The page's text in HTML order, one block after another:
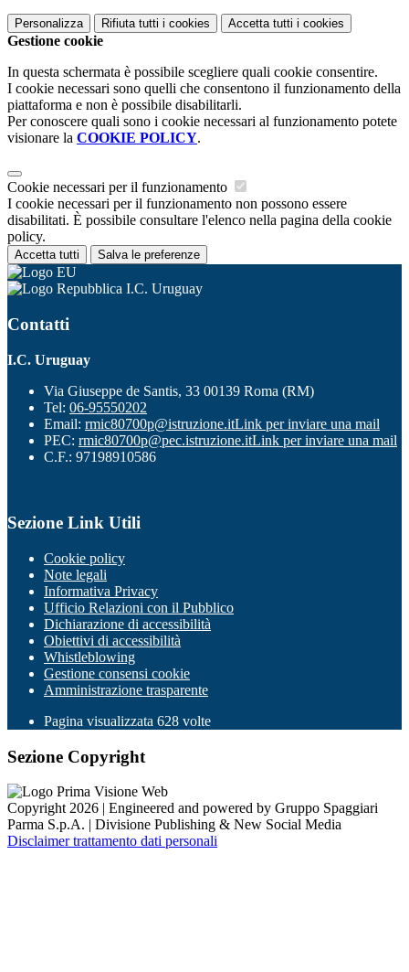
Personalizza Rifiuta tutti i cookies Accetta tutti i cookies
Gestione cookie
In questa schermata è possibile scegliere quali cookie consentire.
I cookie necessari sono quelli che consentono il funzionamento della
piattaforma e non è possibile disabilitarli.
Per conoscere quali sono i cookie necessari al funzionamento potete
visionare la COOKIE POLICY.
Cookie necessari per il funzionamento
I cookie necessari per il funzionamento non possono essere
disabilitati. È possibile consultare l'elenco nella pagina della cookie
policy.
Accetta tutti Salva le preferenze
I.C. Uruguay
Contatti
I.C. Uruguay
Via Giuseppe de Santis, 33 00139 Roma (RM)
Tel: 06-95550202
Email: rmic80700p@istruzione.itLink per inviare una mail
PEC: rmic80700p@pec.istruzione.itLink per inviare una mail
C.F.: 97198910586
Sezione Link Utili
Cookie policy
Note legali
Informativa Privacy
Ufficio Relazioni con il Pubblico
Dichiarazione di accessibilità
Obiettivi di accessibilità
Whistleblowing
Gestione consensi cookie
Amministrazione trasparente
Pagina visualizzata 628 volte
Sezione Copyright
Copyright 2026 | Engineered and powered by Gruppo Spaggiari
Parma S.p.A. | Divisione Publishing & New Social Media
Disclaimer trattamento dati personali